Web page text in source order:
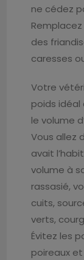
ne cédez
des
caresses
Votre
poids idéal
le volume
Vous allez
avait
volume à
rassasié,
cuits,
verts,
Évitez les
poireaux